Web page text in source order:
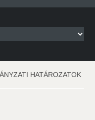
HATÁROZATOK